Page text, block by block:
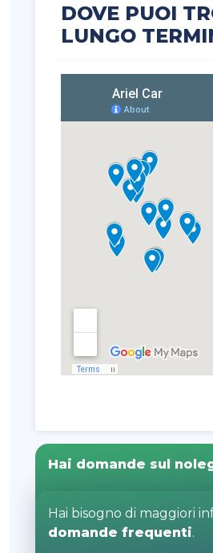
DOVE PUOI
LUNGO
Hai domande sul
Hai bisogno di maggiori
domande frequenti.